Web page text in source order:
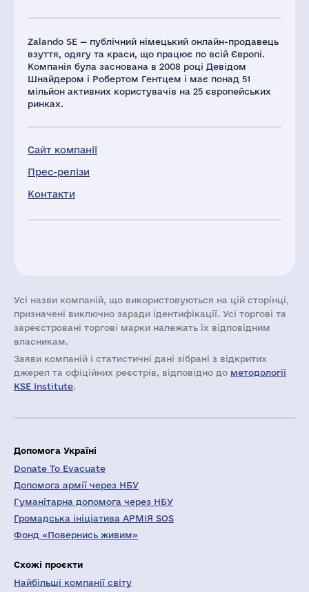
Zalando SE — публічний німецький онлайн-продавець
взуття, одягу та краси, що працює по всій Європі.
Компанія була заснована в 2008 році Девідом
Шнайдером і Робертом Гентцем і має понад 51
мільйон активних користувачів на 25 європейських
ринках.
Сайт компанії
Прес-релізи
Контакти
Усі назви компаній, що використовуються на цій сторінці,
призначені виключно заради ідентифікації. Усі торгові та
зареєстровані торгові марки належать їх відповідним
власникам.
Заяви компаній i статистичні дані зібрані з відкритих
джерел та офіційних реєстрів, відповідно до методології
KSE Institute.
Допомога Україні
Donate To Evacuate
Допомога армії через НБУ
Гуманітарна допомога через НБУ
Громадська ініціатива АРМІЯ SOS
Фонд «Повернись живим»
Схожі проєкти
Найбільші компанії світу